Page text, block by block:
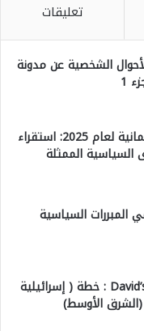
تعليقات
الشخصية عن مدونة
1
خارطة الانتخابات البرلمانية لعام 2025: استقراء
السياسية الممثلة
المبررات السياسية
ممر داوود David’s Corrido : خطة ( إسرائيلية
الأوسط)